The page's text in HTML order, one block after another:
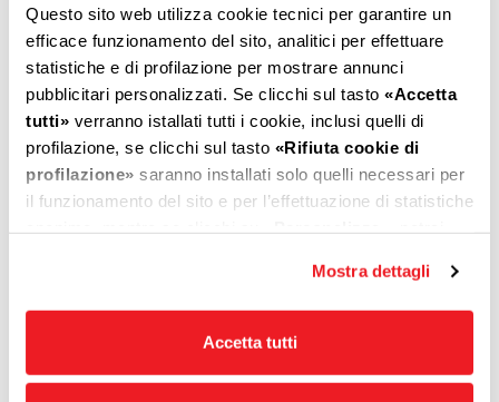
Questo sito web utilizza cookie tecnici per garantire un
efficace funzionamento del sito, analitici per effettuare
statistiche e di profilazione per mostrare annunci
pubblicitari personalizzati. Se clicchi sul tasto «Accetta
tutti» verranno istallati tutti i cookie, inclusi quelli di
profilazione, se clicchi sul tasto «Rifiuta cookie di
profilazione» saranno installati solo quelli necessari per
il funzionamento del sito e per l’effettuazione di statistiche
Clicca quiper visualizzare la cookie policy.
Mostra dettagli
Accetta tutti
ES 180